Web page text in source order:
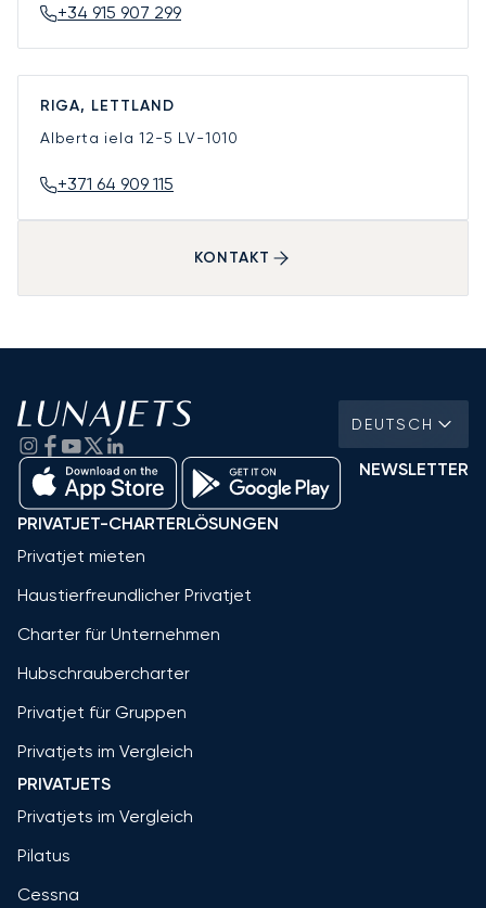
+34 915 907 299
RIGA, LETTLAND
Alberta iela 12-5 LV-1010
+371 64 909 115
KONTAKT
DEUTSCH
NEWSLETTER
PRIVATJET-CHARTERLÖSUNGEN
Privatjet mieten
Haustierfreundlicher Privatjet
Charter für Unternehmen
Hubschraubercharter
Privatjet für Gruppen
Privatjets im Vergleich
PRIVATJETS
Privatjets im Vergleich
Pilatus
Cessna